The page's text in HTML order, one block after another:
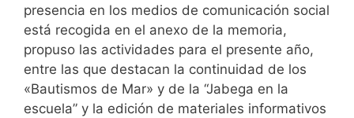
presencia en los medios de comunicación social
está recogida en el anexo de la memoria,
propuso las actividades para el presente año,
entre las que destacan la continuidad de los
«Bautismos de Mar» y de la “Jabega en la
escuela” y la edición de materiales informativos